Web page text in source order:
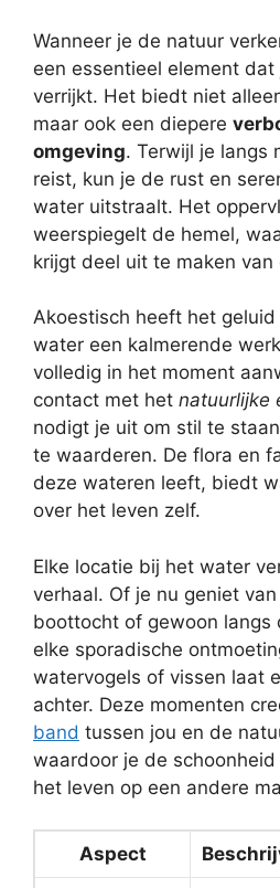
Wanneer je de natuur
een essentieel element dat
verrijkt. Het biedt niet
maar ook een diepere
omgeving. Terwijl je langs
reist, kun je de rust en
water uitstraalt. Het
weerspiegelt de hemel,
krijgt deel uit te maken van
Akoestisch heeft het
water een kalmerende
volledig in het moment
contact met het natuurlijke
nodigt je uit om stil te
te waarderen. De flora en
deze wateren leeft, biedt
over het leven zelf.
Elke locatie bij het water
verhaal. Of je nu geniet
boottocht of gewoon langs
elke sporadische
watervogels of vissen laat
achter. Deze momenten
band tussen jou en de
waardoor je de
het leven op een andere
Aspect